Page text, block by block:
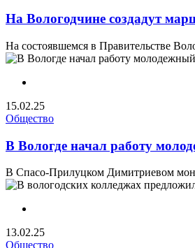
На Вологодчине создадут
На состоявшемся в Правительстве
15.02.25
Общество
В Вологде начал работу
В Спасо-Прилуцком Димитриевом
13.02.25
Общество